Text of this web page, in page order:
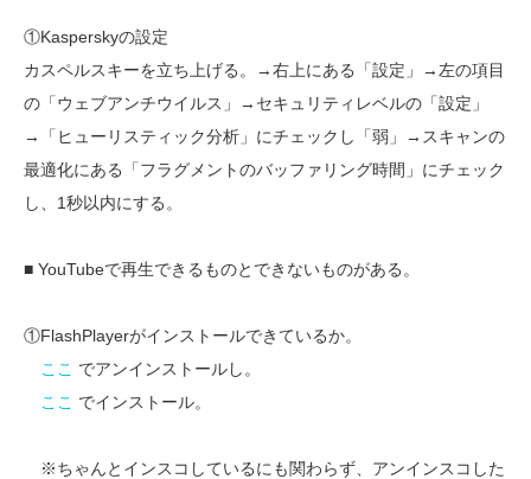
①Kasperskyの設定
カスペルスキーを立ち上げる。→右上にある「設定」→左の項目
の「ウェブアンチウイルス」→セキュリティレベルの「設定」
→「ヒューリスティック分析」にチェックし「弱」→スキャンの
最適化にある「フラグメントのバッファリング時間」にチェック
し、1秒以内にする。
■ YouTubeで再生できるものとできないものがある。
①FlashPlayerがインストールできているか。
ここ でアンインストールし。
ここ でインストール。
※ちゃんとインスコしているにも関わらず、アンインスコした